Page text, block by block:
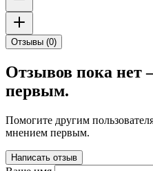
Отзывы (0)
Отзывов пока нет
первым.
Помогите другим
мнением первым.
Написать отзыв